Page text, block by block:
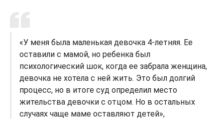
«У меня была маленькая девочка 4-летняя. Ее
оставили с мамой, но ребенка был
психологический шок, когда ее забрала женщина,
девочка не хотела с ней жить. Это был долгий
процесс, но в итоге суд определил место
жительства девочки с отцом. Но в остальных
случаях чаще маме оставляют детей»,